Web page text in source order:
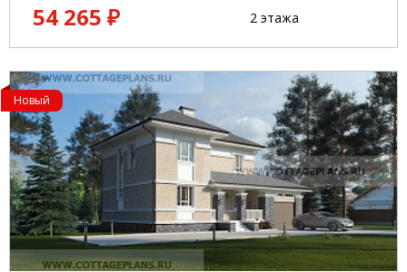
54 265 ₽
2 этажа
Новый